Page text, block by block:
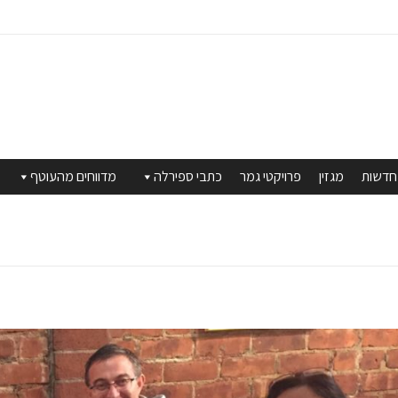
חדשות מגזין פרויקטי גמר כתבי ספירלה מדווחים מהעוטף